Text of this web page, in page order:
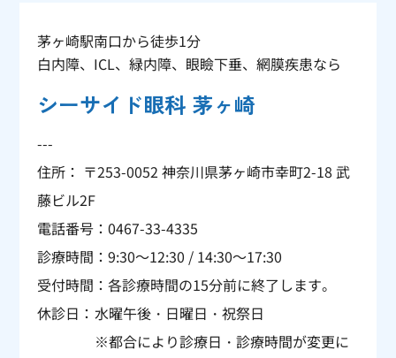
茅ヶ崎駅南口から徒歩1分
白内障、ICL、緑内障、眼瞼下垂、網膜疾患なら
シーサイド眼科 茅ヶ崎
---
住所： 〒253-0052 神奈川県茅ヶ崎市幸町2-18 武
藤ビル2F
電話番号：0467-33-4335
診療時間：9:30～12:30 / 14:30～17:30
受付時間：各診療時間の15分前に終了します。
休診日： 水曜午後・日曜日・祝祭日
※都合により診療日・診療時間が変更に